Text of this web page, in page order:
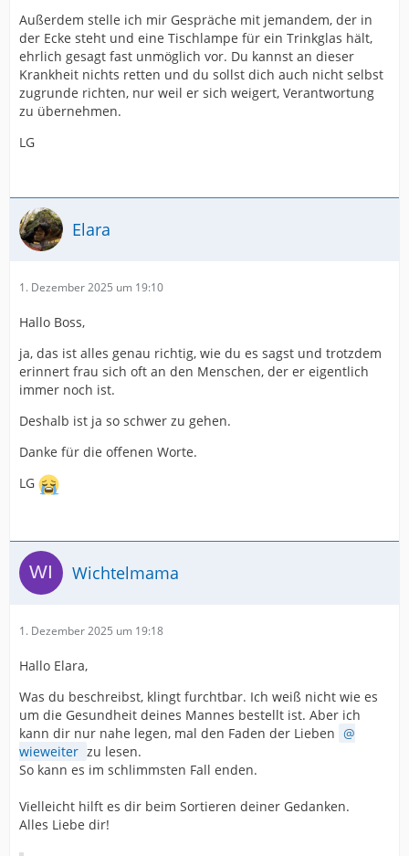
Außerdem stelle ich mir Gespräche mit jemandem, der in
der Ecke steht und eine Tischlampe für ein Trinkglas hält,
ehrlich gesagt fast unmöglich vor. Du kannst an dieser
Krankheit nichts retten und du sollst dich auch nicht selbst
zugrunde richten, nur weil er sich weigert, Verantwortung
zu übernehmen.
LG
Elara
1. Dezember 2025 um 19:10
Hallo Boss,
ja, das ist alles genau richtig, wie du es sagst und trotzdem
erinnert frau sich oft an den Menschen, der er eigentlich
immer noch ist.
Deshalb ist ja so schwer zu gehen.
Danke für die offenen Worte.
LG
Wichtelmama
1. Dezember 2025 um 19:18
Hallo Elara,
Was du beschreibst, klingt furchtbar. Ich weiß nicht wie es
um die Gesundheit deines Mannes bestellt ist. Aber ich
kann dir nur nahe legen, mal den Faden der Lieben
wieweiter zu lesen.
So kann es im schlimmsten Fall enden.
Vielleicht hilft es dir beim Sortieren deiner Gedanken.
Alles Liebe dir!